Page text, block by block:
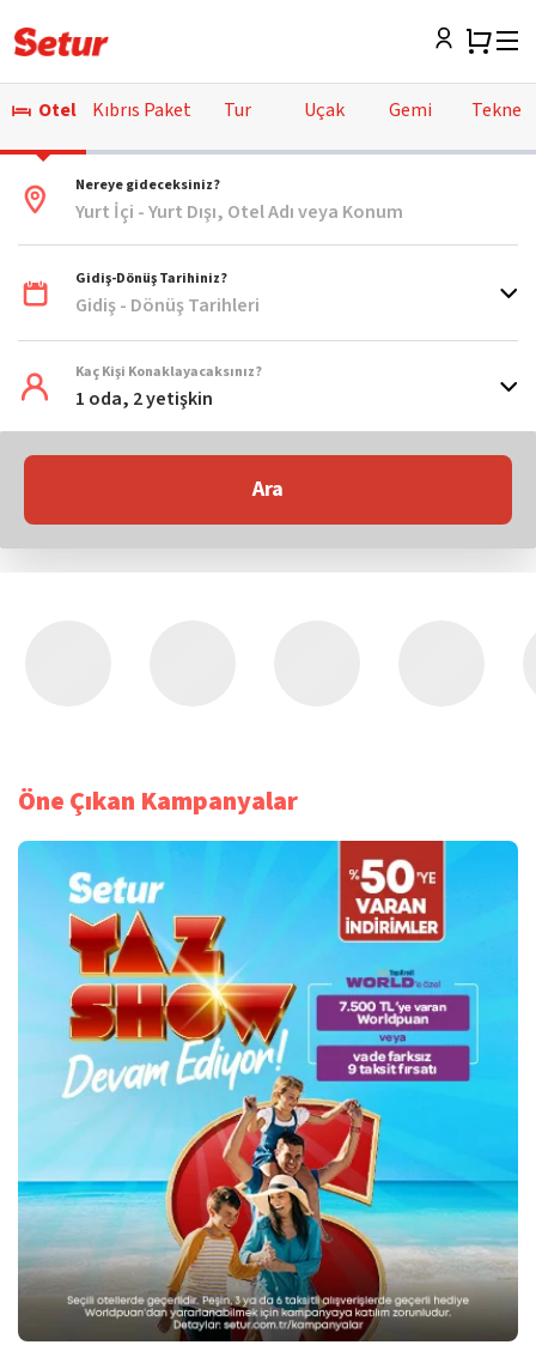
Otel Kıbrıs Paket Tur Uçak Gemi Tekne
Nereye gideceksiniz?
Yurt İçi - Yurt Dışı, Otel Adı veya Konum
Gidiş-Dönüş Tarihiniz?
Gidiş - Dönüş Tarihleri
Kaç Kişi Konaklayacaksınız?
1 oda, 2 yetişkin
Ara
Öne Çıkan Kampanyalar